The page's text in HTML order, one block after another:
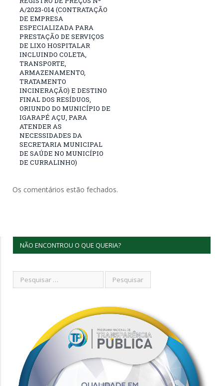
A/2023-014 (CONTRATAÇÃO
DE EMPRESA
ESPECIALIZADA PARA
PRESTAÇÃO DE SERVIÇOS
DE LIXO HOSPITALAR
INCLUINDO COLETA,
TRANSPORTE,
ARMAZENAMENTO,
TRATAMENTO
INCINERAÇÃO) E DESTINO
FINAL DOS RESÍDUOS,
ORIUNDO DO MUNICÍPIO DE
IGARAPÉ AÇU, PARA
ATENDER AS
NECESSIDADES DA
SECRETARIA MUNICIPAL
DE SAÚDE NO MUNICÍPIO
DE CURRALINHO)
Os comentários estão fechados.
NÃO ENCONTROU O QUE QUERIA?